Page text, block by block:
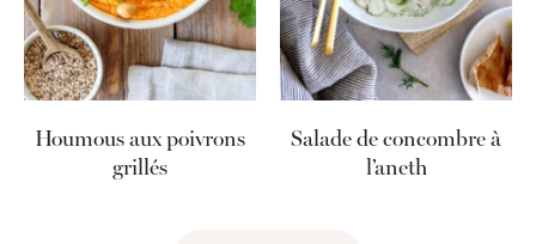
Houmous aux poivrons
grillés
Salade de concombre à
l’aneth